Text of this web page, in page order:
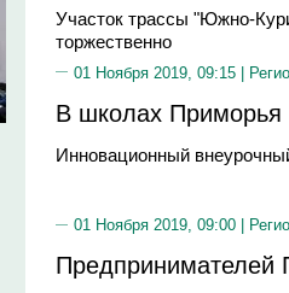
Участок трассы "Южно-
торжественно
01 Ноября 2019, 09:15 |
В школах Приморья
Инновационный
01 Ноября 2019, 09:00 |
Предпринимателей